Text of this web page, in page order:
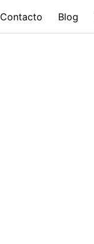
Contacto Blog